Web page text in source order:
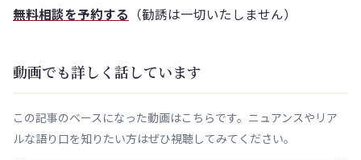
無料相談を予約する （勧誘は一切いたしません）
動画でも詳しく話しています
この記事のベースになった動画はこちらです。ニュアンスやリア
ルな語り口を知りたい方はぜひ視聴してみてください。